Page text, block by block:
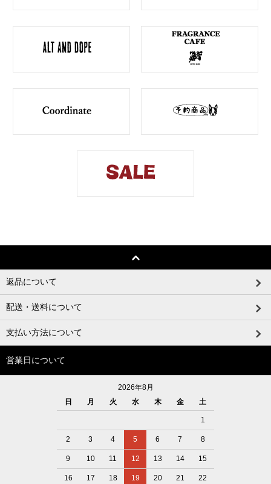
返品について
配送・送料について
支払い方法について
営業日について
2026年8月
日
月 火 水 木 金 土
1
2 3 4 5 6 7 8
9 10 11 12 13 14 15
16 17 18 19 20 21 22